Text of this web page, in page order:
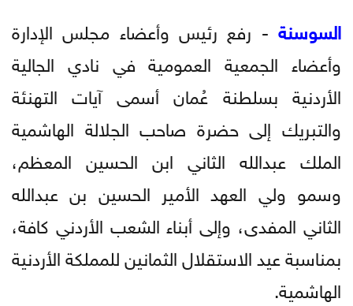
السوسنة - رفع رئيس وأعضاء مجلس الإدارة
وأعضاء الجمعية العمومية في نادي الجالية
الأردنية بسلطنة عُمان أسمى آيات التهنئة
والتبريك إلى حضرة صاحب الجلالة الهاشمية
الملك عبدالله الثاني ابن الحسين المعظم،
وسمو ولي العهد الأمير الحسين بن عبدالله
الثاني المفدى، وإلى أبناء الشعب الأردني كافة،
بمناسبة عيد الاستقلال الثمانين للمملكة الأردنية
الهاشمية.